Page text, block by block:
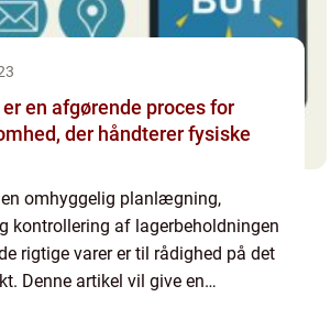
en afgørende proces for
der håndterer fysiske
omhyggelig planlægning,
kontrollering af lagerbeholdningen
rigtige varer er til rådighed på det
Denne artikel vil give en